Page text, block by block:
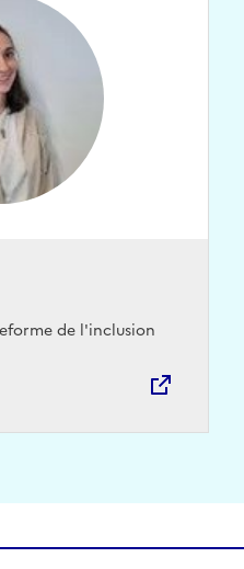
fenêtre
de l'inclusion